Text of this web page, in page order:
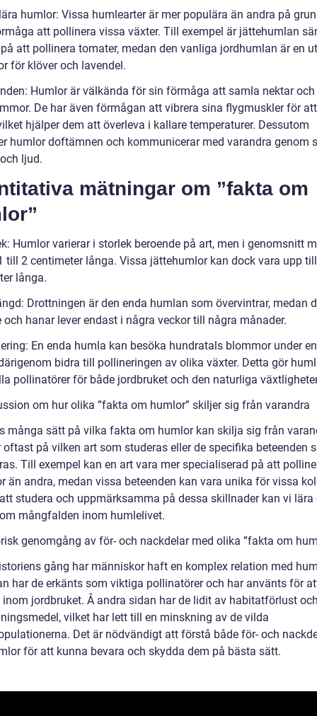
humlor: Vissa humlearter är mer populära än andra på
att pollinera vissa växter. Till exempel är jättehumlan
att pollinera tomater, medan den vanliga jordhumlan är en
för klöver och lavendel.
Humlor är välkända för sin förmåga att samla nektar
De har även förmågan att vibrera sina flygmuskler för
hjälper dem att överleva i kallare temperaturer. Dessutom
humlor doftämnen och kommunicerar med varandra genom
ljud.
mätningar om ”fakta om
Humlor varierar i storlek beroende på art, men i genomsnitt
till 2 centimeter långa. Vissa jättehumlor kan dock vara upp
långa.
Drottningen är den enda humlan som övervintrar, medan
och hanar lever endast i några veckor till några månader.
En enda humla kan besöka hundratals blommor under
bidra till pollineringen av olika växter. Detta gör
pollinatörer för både jordbruket och den naturliga
om hur olika ”fakta om humlor” skiljer sig från varandra
många sätt på vilka fakta om humlor kan skilja sig från
oftast på vilken art som studeras eller de specifika beteenden
Till exempel kan en art vara mer specialiserad på att
än andra, medan vissa beteenden kan vara unika för vissa
studera och uppmärksamma på dessa skillnader kan vi lära
mångfalden inom humlelivet.
genomgång av för- och nackdelar med olika ”fakta om
gång har människor haft en komplex relation med
har de erkänts som viktiga pollinatörer och har använts för
inom jordbruket. Å andra sidan har de lidit av habitatförlust
vilket har lett till en minskning av de vilda
Det är nödvändigt att förstå både för- och
för att kunna bevara och skydda dem på bästa sätt.